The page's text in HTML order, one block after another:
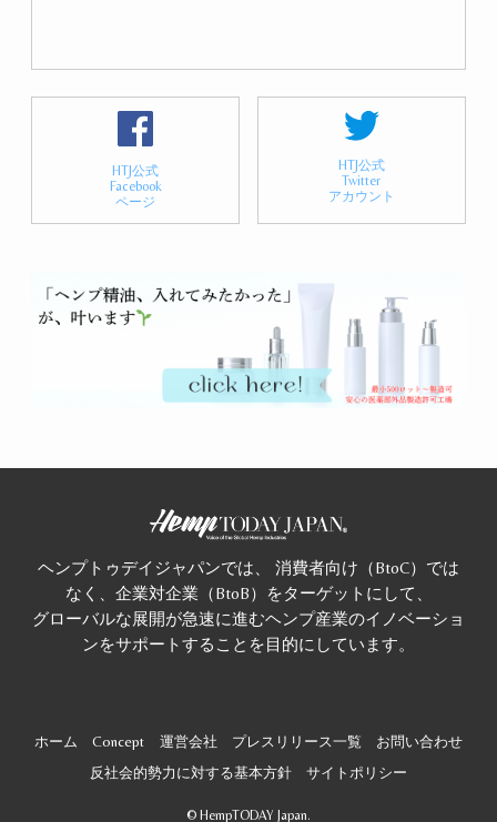
HTJ公式
Facebook
ページ
HTJ公式
Twitter
アカウント
ヘンプトゥデイジャパンでは、 消費者向け（BtoC）では
なく、企業対企業（BtoB）をターゲットにして、
グローバルな展開が急速に進むヘンプ産業のイノベーショ
ンをサポートすることを目的にしています。
ホーム Concept 運営会社 プレスリリース一覧
お問い合わせ
反社会的勢力に対する基本方針
サイトポリシー
© HempTODAY Japan.